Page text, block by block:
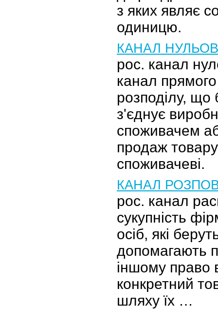
з яких являє
одиницю.
КАНАЛ
рос. канал
канал
розподілу, що
з'єднує
споживачем
продаж
споживачеві.
КАНАЛ
рос. канал
сукупність
осіб, які
допомагають
іншому право
конкретний
шляху їх …